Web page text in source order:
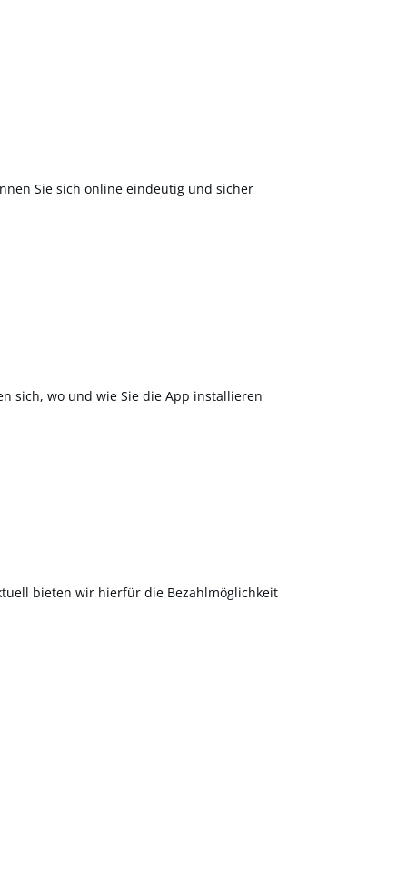
Sie sich online eindeutig und sicher
sich, wo und wie Sie die App installieren
bieten wir hierfür die Bezahlmöglichkeit